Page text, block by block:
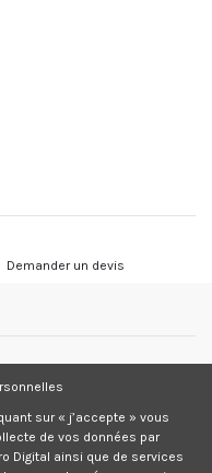
Demander un devis
sur « j’accepte » vous
de vos données par
Digital ainsi que de services